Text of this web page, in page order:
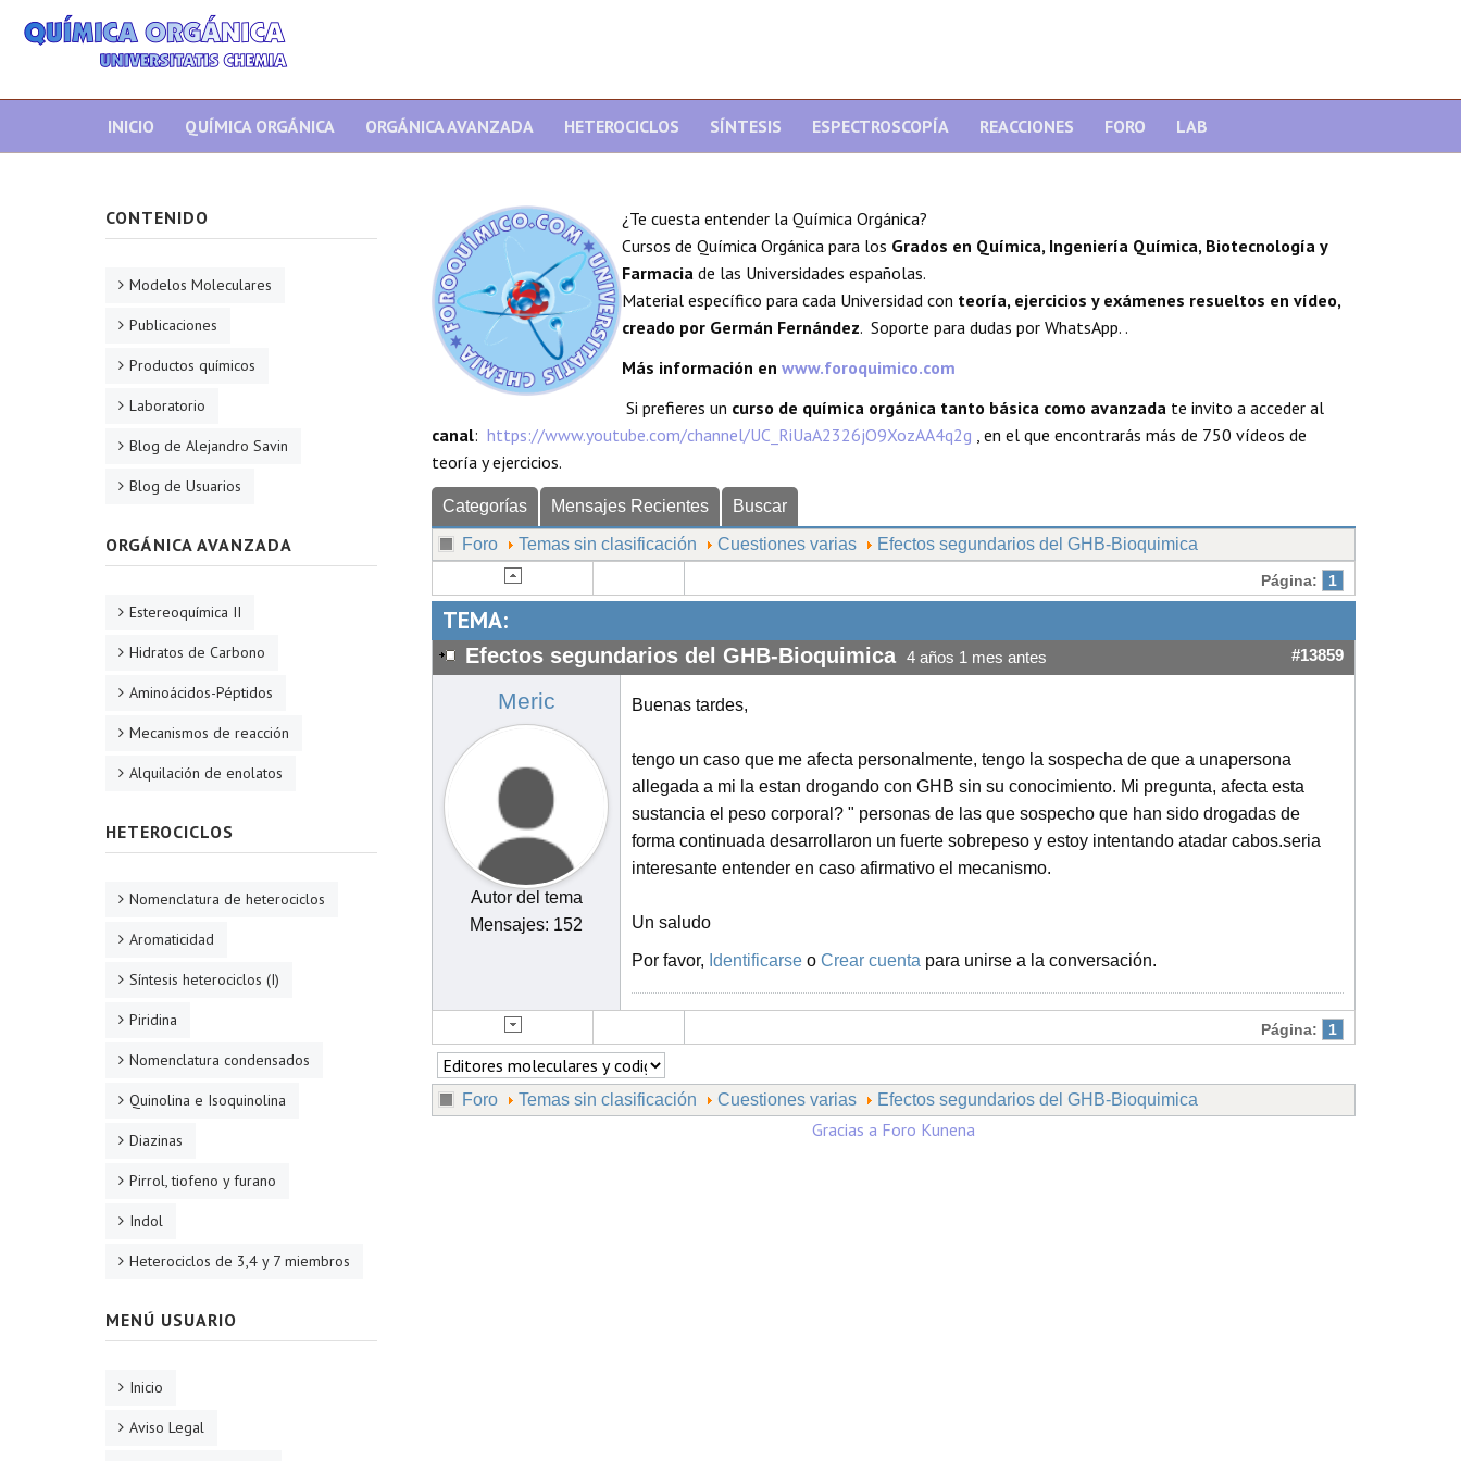
INICIO QUÍMICA ORGÁNICA ORGÁNICA AVANZADA HETEROCICLOS SÍNTESIS ESPECTROSCOPÍA REACCIONES FORO LAB
¿Te cuesta entender la Química Orgánica?
Cursos de Química Orgánica para los Grados en Química, Ingeniería Química, Biotecnología y
Farmacia de las Universidades españolas.
Material específico para cada Universidad con teoría, ejercicios y exámenes resueltos en vídeo,
creado por Germán Fernández. Soporte para dudas por WhatsApp. .
Más información en www.foroquimico.com
Si prefieres un curso de química orgánica tanto básica como avanzada te invito a acceder al
canal: https://www.youtube.com/channel/UC_RiUaA2326jO9XozAA4q2g , en el que encontrarás más de 750 vídeos de
teoría y ejercicios.
Categorías Mensajes Recientes Buscar
Foro Temas sin clasificación Cuestiones varias Efectos segundarios del GHB-Bioquimica
Página: 1
TEMA:
Efectos segundarios del GHB-Bioquimica 4 años 1 mes antes #13859
Meric
Autor del tema
Mensajes: 152
Buenas tardes,
tengo un caso que me afecta personalmente, tengo la sospecha de que a unapersona
allegada a mi la estan drogando con GHB sin su conocimiento. Mi pregunta, afecta esta
sustancia el peso corporal? " personas de las que sospecho que han sido drogadas de
forma continuada desarrollaron un fuerte sobrepeso y estoy intentando atadar cabos.seria
interesante entender en caso afirmativo el mecanismo.
Un saludo
Por favor, Identificarse o Crear cuenta para unirse a la conversación.
Página: 1
Foro Temas sin clasificación Cuestiones varias Efectos segundarios del GHB-Bioquimica
Gracias a Foro Kunena
CONTENIDO
Modelos Moleculares
Publicaciones
Productos químicos
Laboratorio
Blog de Alejandro Savin
Blog de Usuarios
ORGÁNICA AVANZADA
Estereoquímica II
Hidratos de Carbono
Aminoácidos-Péptidos
Mecanismos de reacción
Alquilación de enolatos
HETEROCICLOS
Nomenclatura de heterociclos
Aromaticidad
Síntesis heterociclos (I)
Piridina
Nomenclatura condensados
Quinolina e Isoquinolina
Diazinas
Pirrol, tiofeno y furano
Indol
Heterociclos de 3,4 y 7 miembros
MENÚ USUARIO
Inicio
Aviso Legal